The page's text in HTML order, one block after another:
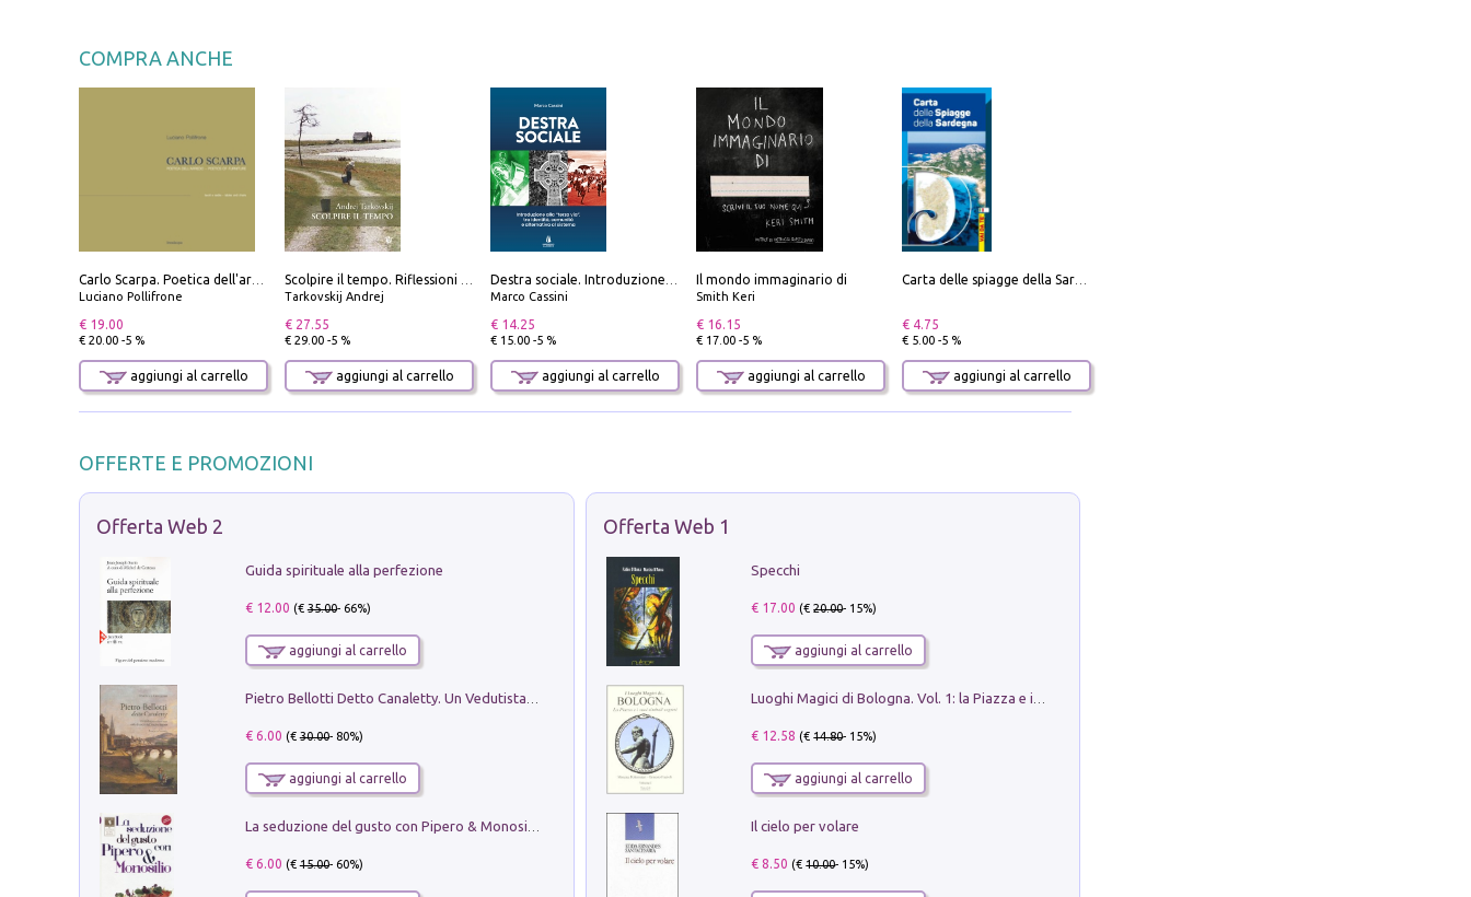
COMPRA ANCHE
Luciano Pollifrone
€ 19.00
€ 20.00 -5 %
aggiungi al carrello
Tarkovskij Andrej
€ 27.55
€ 29.00 -5 %
aggiungi al carrello
Marco Cassini
€ 14.25
€ 15.00 -5 %
aggiungi al carrello
Il mondo immaginario di
Smith Keri
€ 16.15
€ 17.00 -5 %
aggiungi al carrello
€ 4.75
€ 5.00 -5 %
aggiungi al carrello
OFFERTE E PROMOZIONI
Offerta Web 2
Guida spirituale alla perfezione
€ 12.00 (€35.00- 66%)
aggiungi al carrello
€ 6.00 (€30.00- 80%)
aggiungi al carrello
€ 6.00 (€15.00- 60%)
Offerta Web 1
Specchi
€ 17.00 (€20.00- 15%)
aggiungi al carrello
€ 12.58 (€14.80- 15%)
aggiungi al carrello
Il cielo per volare
€ 8.50 (€10.00- 15%)